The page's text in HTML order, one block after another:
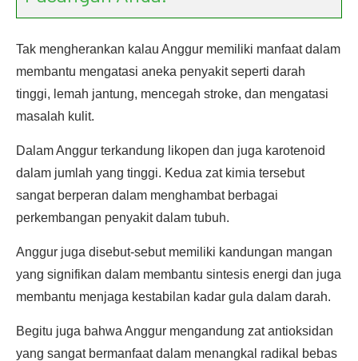
Tak mengherankan kalau Anggur memiliki manfaat dalam
membantu mengatasi aneka penyakit seperti darah
tinggi, lemah jantung, mencegah stroke, dan mengatasi
masalah kulit.
Dalam Anggur terkandung likopen dan juga karotenoid
dalam jumlah yang tinggi. Kedua zat kimia tersebut
sangat berperan dalam menghambat berbagai
perkembangan penyakit dalam tubuh.
Anggur juga disebut-sebut memiliki kandungan mangan
yang signifikan dalam membantu sintesis energi dan juga
membantu menjaga kestabilan kadar gula dalam darah.
Begitu juga bahwa Anggur mengandung zat antioksidan
yang sangat bermanfaat dalam menangkal radikal bebas